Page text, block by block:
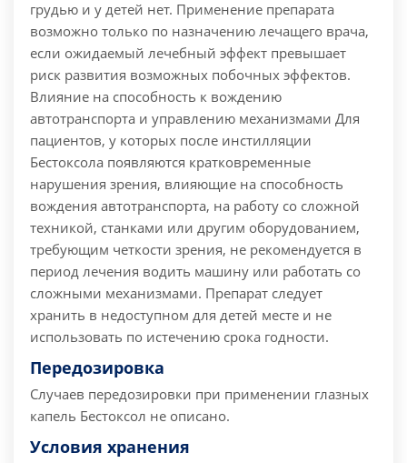
грудью и у детей нет. Применение препарата
возможно только по назначению лечащего врача,
если ожидаемый лечебный эффект превышает
риск развития возможных побочных эффектов.
Влияние на способность к вождению
автотранспорта и управлению механизмами Для
пациентов, у которых после инстилляции
Бестоксола появляются кратковременные
нарушения зрения, влияющие на способность
вождения автотранспорта, на работу со сложной
техникой, станками или другим оборудованием,
требующим четкости зрения, не рекомендуется в
период лечения водить машину или работать со
сложными механизмами. Препарат следует
хранить в недоступном для детей месте и не
использовать по истечению срока годности.
Передозировка
Случаев передозировки при применении глазных
капель Бестоксол не описано.
Условия хранения